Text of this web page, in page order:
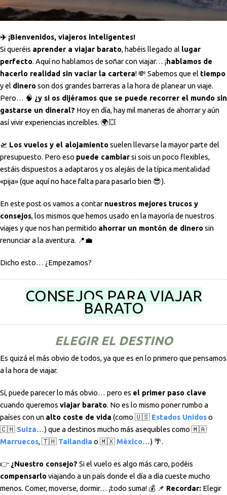
✈️¡Bienvenidos, viajeros inteligentes!
Si queréis aprender a viajar barato, habéis llegado al lugar
perfecto. Aquí no hablamos de soñar con viajar… ¡hablamos de
hacerlo realidad sin vaciar la cartera! 💸 Sabemos que el tiempo
y el dineroson dos grandes barreras a la hora de planear un viaje.
Pero… 🧠 ¿y si os dijéramos que se puede recorrer el mundo sin
gastarse un dineral? Hoy en día, hay mil maneras de ahorrar y aún
así vivir experiencias increíbles. 🌍💥
🛫 Los vuelos y el alojamientosuelen llevarse la mayor parte del
presupuesto. Pero eso puede cambiarsi sois un poco flexibles,
estáis dispuestos a adaptaros y os alejáis de la típica mentalidad
«pija» (que aquí no hace falta para pasarlo bien 😎).
En este post os vamos a contar nuestros mejores trucos y
consejos, los mismos que hemos usado en la mayoría de nuestros
viajes y que nos han permitido ahorrar un montón de dinerosin
renunciar a la aventura. 📍💼
Dicho esto… ¿Empezamos?
CONSEJOS PARA VIAJAR
BARATO
ELEGIR EL DESTINO
Es quizá el más obvio de todos, ya que es en lo primero que pensamos
a la hora de viajar.
Sí, puede parecer lo más obvio… pero es el primer paso clave
cuando queremos viajar barato. No es lo mismo poner rumbo a
países con un alto coste de vida (como 🇺🇸 Estados Unidoso
🇨🇭 Suiza…) que a destinos mucho más asequibles como 🇲🇦
Marruecos, 🇹🇭 Tailandia o 🇲🇽 México…) 🌴.
👉 ¿Nuestro consejo? Si el vuelo es algo más caro, podéis
compensarloviajando a un país donde el día a día cueste mucho
menos. Comer, moverse, dormir… ¡todo suma! 💰 📌 Recordar: Elegir